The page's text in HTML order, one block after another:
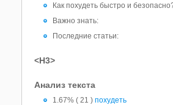
Как похудеть быстро и
Важно знать:
Последние статьи:
<H3>
Анализ текста
1.67% ( 21 ) похудеть